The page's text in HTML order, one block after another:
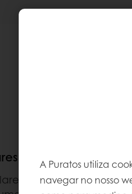
mantendo a
e mesmo em
A Puratos utiliza
navegar no nosso